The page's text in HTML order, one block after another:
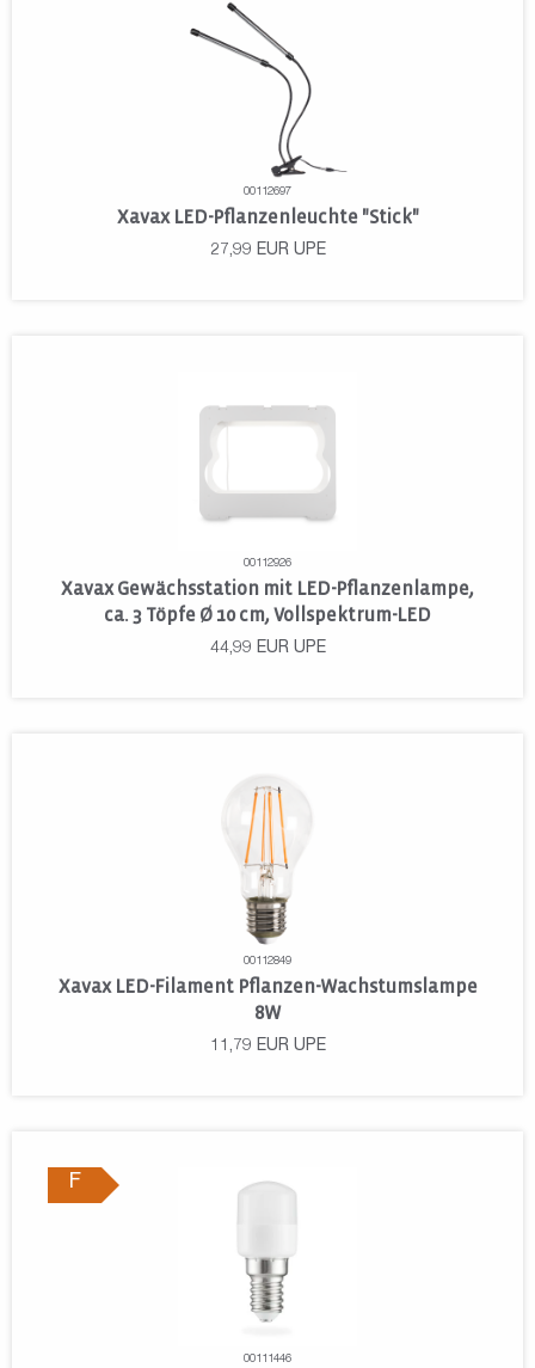
00112697
Xavax LED-Pflanzenleuchte "Stick"
27,99 EUR UPE
00112926
Xavax Gewächsstation mit LED-Pflanzenlampe,
ca. 3 Töpfe Ø 10 cm, Vollspektrum-LED
44,99 EUR UPE
00112849
Xavax LED-Filament Pflanzen-Wachstumslampe
8W
11,79 EUR UPE
F
00111446